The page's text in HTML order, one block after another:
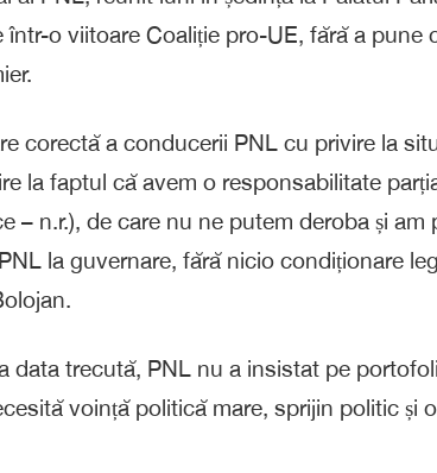
într-o viitoare Coaliție pro-UE, fără a pune
corectă a conducerii PNL cu privire la
la faptul că avem o responsabilitate
– n.r.), de care nu ne putem deroba și
la guvernare, fără nicio condiționare
data trecută, PNL nu a insistat pe
voință politică mare, sprijin politic și